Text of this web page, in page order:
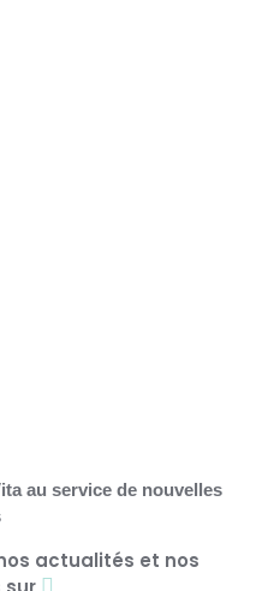
au service de nouvelles
actualités et nos